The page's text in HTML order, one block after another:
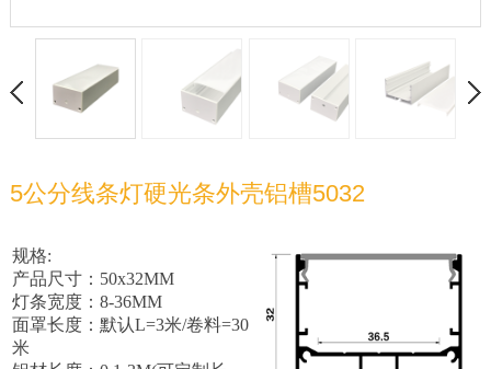
5公分线条灯硬光条外壳铝槽5032
规格:
产品尺寸：50x32MM
灯条宽度：8-36MM
面罩长度：默认L=3米/卷料=30
米